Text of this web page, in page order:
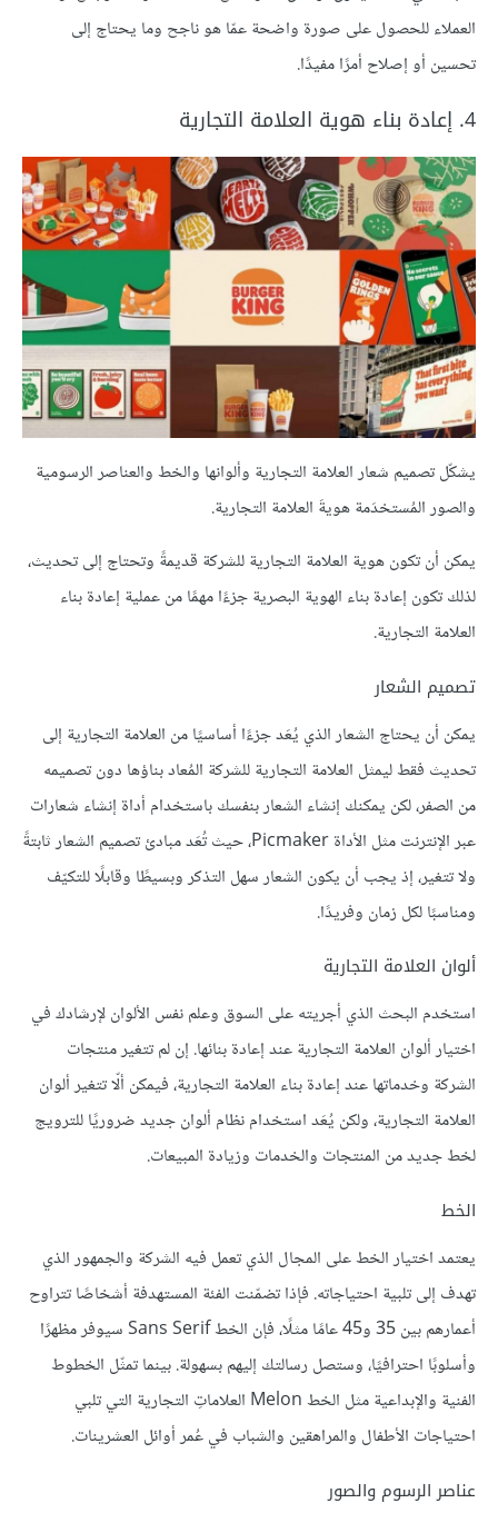
العملاء للحصول على صورة واضحة عمّا هو ناجح وما يحتاج إلى
تحسين أو إصلاح أمرًا مفيدًا.
4. إعادة بناء هوية العلامة التجارية
يشكّل تصميم شعار العلامة التجارية وألوانها والخط والعناصر الرسومية
والصور المُستخدَمة هويةَ العلامة التجارية.
يمكن أن تكون هوية العلامة التجارية للشركة قديمةً وتحتاج إلى تحديث،
لذلك تكون إعادة بناء الهوية البصرية جزءًا مهمًا من عملية إعادة بناء
العلامة التجارية.
تصميم الشعار
يمكن أن يحتاج الشعار الذي يُعَد جزءًا أساسيًا من العلامة التجارية إلى
تحديث فقط ليمثل العلامة التجارية للشركة المُعاد بناؤها دون تصميمه
من الصفر، لكن يمكنك إنشاء الشعار بنفسك باستخدام أداة إنشاء شعارات
عبر الإنترنت مثل الأداة Picmaker، حيث تُعَد مبادئ تصميم الشعار ثابتةً
ولا تتغير، إذ يجب أن يكون الشعار سهل التذكر وبسيطًا وقابلًا للتكيّف
ومناسبًا لكل زمان وفريدًا.
ألوان العلامة التجارية
استخدم البحث الذي أجريته على السوق وعلم نفس الألوان لإرشادك في
اختيار ألوان العلامة التجارية عند إعادة بنائها. إن لم تتغير منتجات
الشركة وخدماتها عند إعادة بناء العلامة التجارية، فيمكن ألّا تتغير ألوان
العلامة التجارية، ولكن يُعَد استخدام نظام ألوان جديد ضروريًا للترويج
لخط جديد من المنتجات والخدمات وزيادة المبيعات.
الخط
يعتمد اختيار الخط على المجال الذي تعمل فيه الشركة والجمهور الذي
تهدف إلى تلبية احتياجاته. فإذا تضمّنت الفئة المستهدفة أشخاصًا تتراوح
أعمارهم بين 35 و45 عامًا مثلًا، فإن الخط Sans Serif سيوفر مظهرًا
وأسلوبًا احترافيًا، وستصل رسالتك إليهم بسهولة. بينما تمثّل الخطوط
الفنية والإبداعية مثل الخط Melon العلاماتِ التجارية التي تلبي
احتياجات الأطفال والمراهقين والشباب في عُمر أوائل العشرينات.
عناصر الرسوم والصور